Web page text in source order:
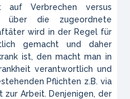
auf Verbrechen versus
über die zugeordnete
wird in der Regel für
gemacht und daher
ist, den macht man in
verantwortlich und
Pflichten z.B. via
zur Arbeit. Denjenigen, der